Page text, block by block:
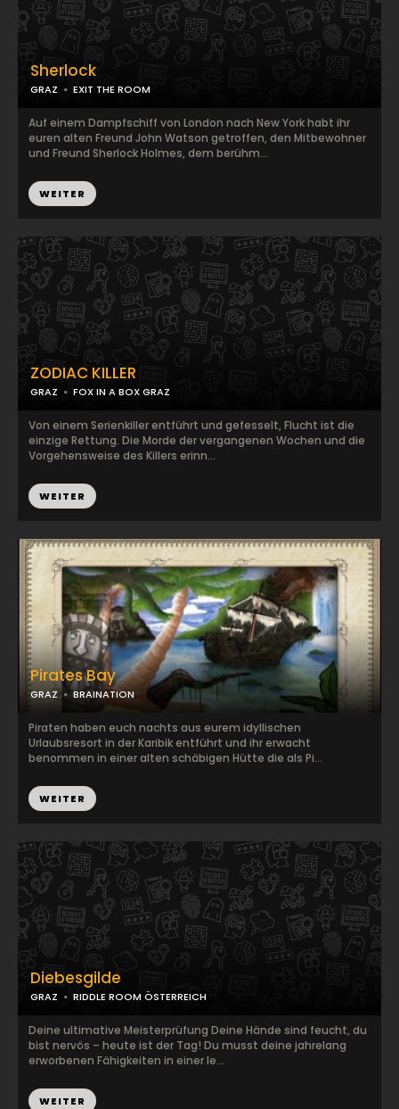
Sherlock
GRAZ EXIT THE ROOM
Auf einem Dampfschiff von London nach New York habt ihr
euren alten Freund John Watson getroffen, den Mitbewohner
und Freund Sherlock Holmes, dem berühm...
WEITER
ZODIAC KILLER
GRAZ FOX IN A BOX GRAZ
Von einem Serienkiller entführt und gefesselt, Flucht ist die
einzige Rettung. Die Morde der vergangenen Wochen und die
Vorgehensweise des Killers erinn...
WEITER
Pirates Bay
GRAZ BRAINATION
Piraten haben euch nachts aus eurem idyllischen
Urlaubsresort in der Karibik entführt und ihr erwacht
benommen in einer alten schäbigen Hütte die als Pi...
WEITER
Diebesgilde
GRAZ RIDDLE ROOM ÖSTERREICH
Deine ultimative Meisterprüfung Deine Hände sind feucht, du
bist nervös – heute ist der Tag! Du musst deine jahrelang
erworbenen Fähigkeiten in einer le...
WEITER